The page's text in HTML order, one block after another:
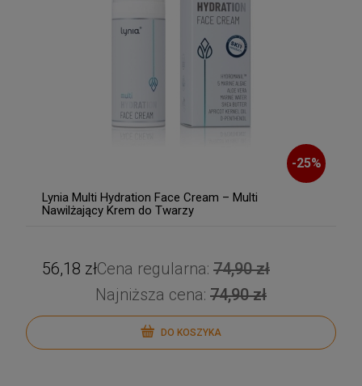
-25%
Lynia Multi Hydration Face Cream – Multi
Nawilżający Krem do Twarzy
56,18 złCena regularna: 74,90 zł
Najniższa cena: 74,90 zł
DO KOSZYKA